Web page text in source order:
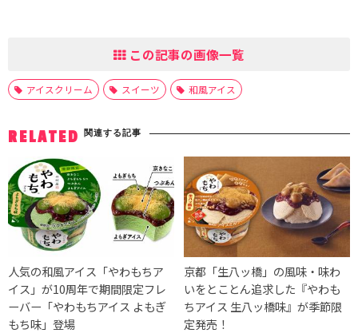
この記事の画像一覧
アイスクリーム スイーツ 和風アイス
RELATED 関連する記事
人気の和風アイス「やわもちア
イス」が10周年で期間限定フレ
ーバー「やわもちアイス よもぎ
もち味」登場
京都「生八ッ橋」の風味・味わ
いをとことん追求した『やわも
ちアイス 生八ッ橋味』が季節限
定発売！